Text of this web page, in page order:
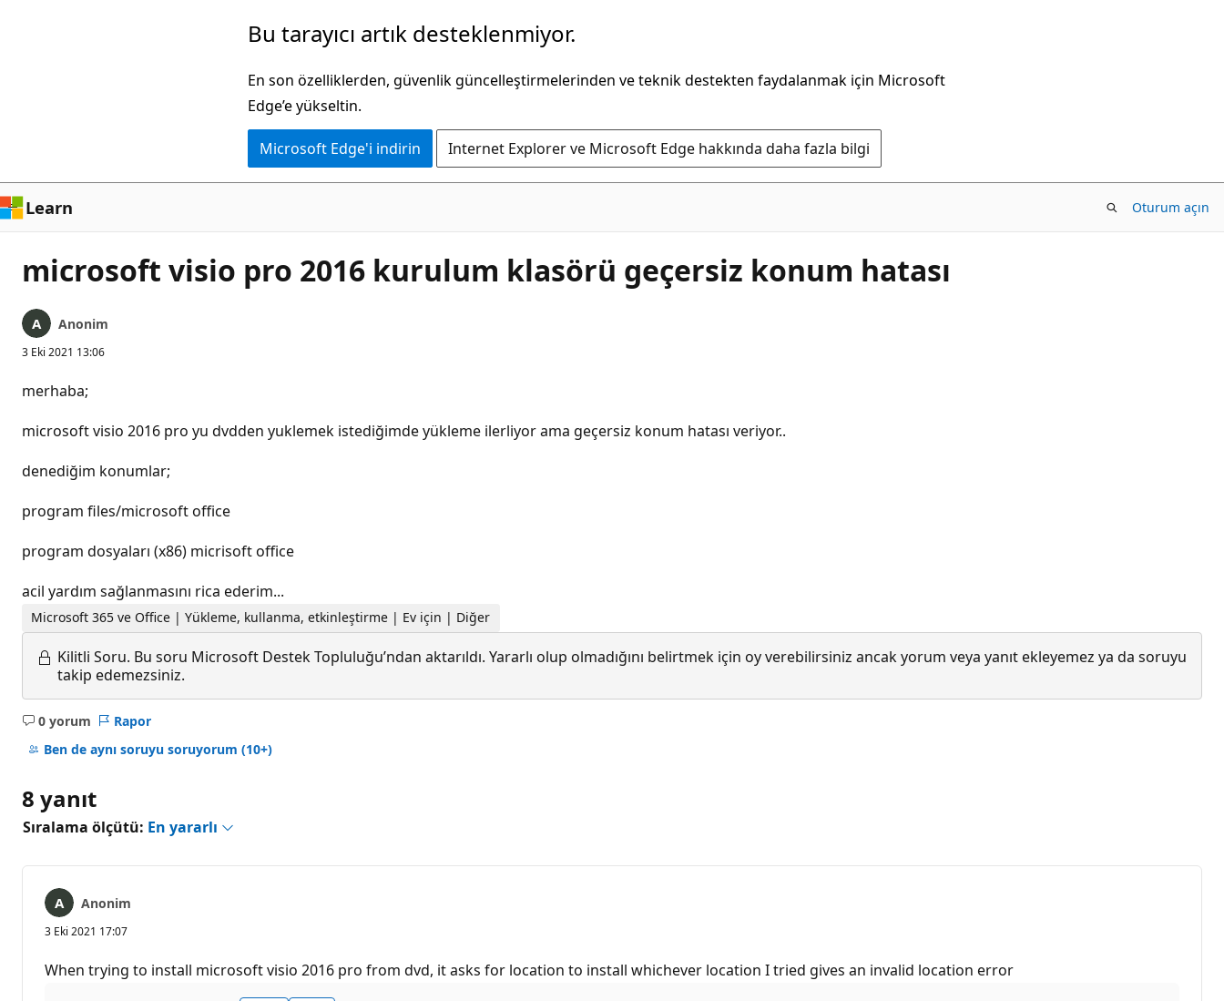
Bu tarayıcı artık desteklenmiyor.
En son özelliklerden, güvenlik güncelleştirmelerinden ve teknik destekten faydalanmak için Microsoft
Edge’e yükseltin.
Microsoft Edge'i indirin Internet Explorer ve Microsoft Edge hakkında daha fazla bilgi
Learn Oturum açın
microsoft visio pro 2016 kurulum klasörü geçersiz konum hatası
Anonim
3 Eki 2021 13:06
merhaba;
microsoft visio 2016 pro yu dvdden yuklemek istediğimde yükleme ilerliyor ama geçersiz konum hatası veriyor..
denediğim konumlar;
program files/microsoft office
program dosyaları (x86) micrisoft office
acil yardım sağlanmasını rica ederim...
Microsoft 365 ve Office | Yükleme, kullanma, etkinleştirme | Ev için | Diğer
Kilitli Soru. Bu soru Microsoft Destek Topluluğu’ndan aktarıldı. Yararlı olup olmadığını belirtmek için oy verebilirsiniz ancak yorum veya yanıt ekleyemez ya da soruyu
takip edemezsiniz.
0 yorum
Açıklama
yok
Rapor
Ben de aynı soruyu soruyorum (10+)
8 yanıt
Sıralama ölçütü: En yararlı
Anonim
3 Eki 2021 17:07
When trying to install microsoft visio 2016 pro from dvd, it asks for location to install whichever location I tried gives an invalid location error